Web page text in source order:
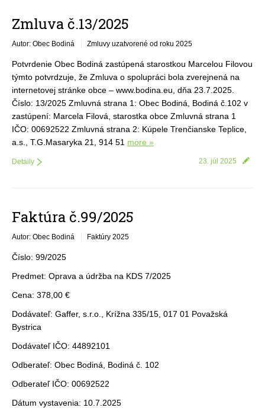
Zmluva č.13/2025
Autor: Obec Bodiná Zmluvy uzatvorené od roku 2025
Potvrdenie Obec Bodiná zastúpená starostkou Marcelou Filovou
týmto potvrdzuje, že Zmluva o spolupráci bola zverejnená na
internetovej stránke obce – www.bodina.eu, dňa 23.7.2025.
Číslo: 13/2025 Zmluvná strana 1: Obec Bodiná, Bodiná č.102 v
zastúpení: Marcela Filová, starostka obce Zmluvná strana 1
IČO: 00692522 Zmluvná strana 2: Kúpele Trenčianske Teplice,
a.s., T.G.Masaryka 21, 914 51 more »
23. júl 2025
Detaily
Faktúra č.99/2025
Autor: Obec Bodiná Faktúry 2025
Číslo: 99/2025
Predmet: Oprava a údržba na KDS 7/2025
Cena: 378,00 €
Dodávateľ: Gaffer, s.r.o., Krížna 335/15, 017 01 Považská
Bystrica
Dodávateľ IČO: 44892101
Odberateľ: Obec Bodiná, Bodiná č. 102
Odberateľ IČO: 00692522
Dátum vystavenia: 10.7.2025